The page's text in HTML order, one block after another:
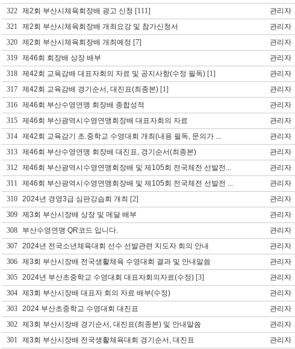
322
제2회 부산시체육회장배 광고 신청 [111] 관리자
321
제2회 부산시체육회장배 개최요강 및 참가신청서 관리자
320
제2회 부산시체육회장배 개최예정 [7] 관리자
319
제46회 회장배 상장 배부 관리자
318
제42회 교육감배 대표자회의 자료 및 공지사항(수정 필독)[1] 관리자
317
제42회 교육감배 경기순서, 대진표(최종본)[1] 관리자
316
제46회 부산수영연맹 회장배 종합성적 관리자
315
제46회 부산광역시수영연맹회장배 대표자회의 자료 관리자
314
제42회 교육감기 초.중학교 수영대회 개최(내용 필독, 문의가 ... 관리자
313
제46회 부산수영연맹 회장배 대진표, 경기순서(최종본) 관리자
312
제46회 부산광역시수영연맹회장배 및 제105회 전국체전 선발전... 관리자
311
제46회 부산광역시수영연맹회장배 및 제105회 전국체전 선발전 ... 관리자
310
2024년 경영3급 심판강습회 개최 [2] 관리자
309
제3회 부산시장배 상장 및 메달 배부 관리자
308
부산수영연맹 QR코드 입니다. 관리자
307
2024년 전국소년체육대회 선수 선발관련 지도자 회의 안내 관리자
306
제3회 부산시장배 전국생활체육 수영대회 결과 및 안내말씀 관리자
305
2024년 부산초중학교 수영대회 대표자회의자료(수정)[3] 관리자
304
제3회 부산시장배 대표자 회의 자료 배부(수정) 관리자
303
2024 부산초중학교 수영대회 대진표 관리자
302
제3회 부산시장배 경기순서, 대진표(최종본) 및 안내말씀 관리자
301
제3회 부산시장배 전국생활체육대회 경기순서, 대진표 관리자